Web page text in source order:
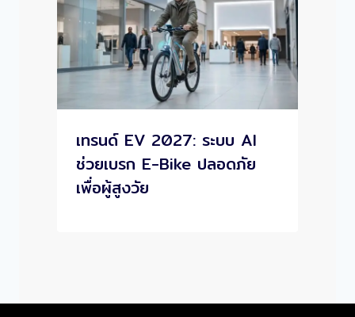
เทรนด์ EV 2027: ระบบ AI
ช่วยเบรก E-Bike ปลอดภัย
เพื่อผู้สูงวัย